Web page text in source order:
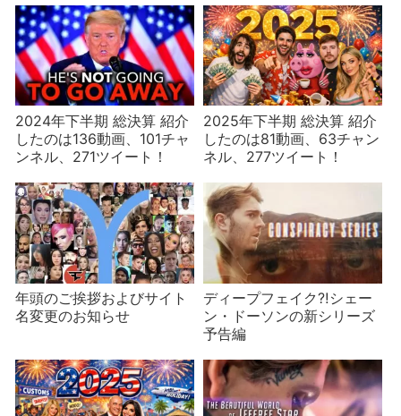
2024年下半期 総決算 紹介
したのは136動画、101チャ
ンネル、271ツイート！
2025年下半期 総決算 紹介
したのは81動画、63チャン
ネル、277ツイート！
年頭のご挨拶およびサイト
名変更のお知らせ
ディープフェイク⁈シェー
ン・ドーソンの新シリーズ
予告編